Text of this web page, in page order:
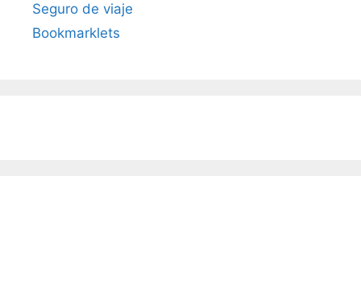
Seguro de viaje
Bookmarklets